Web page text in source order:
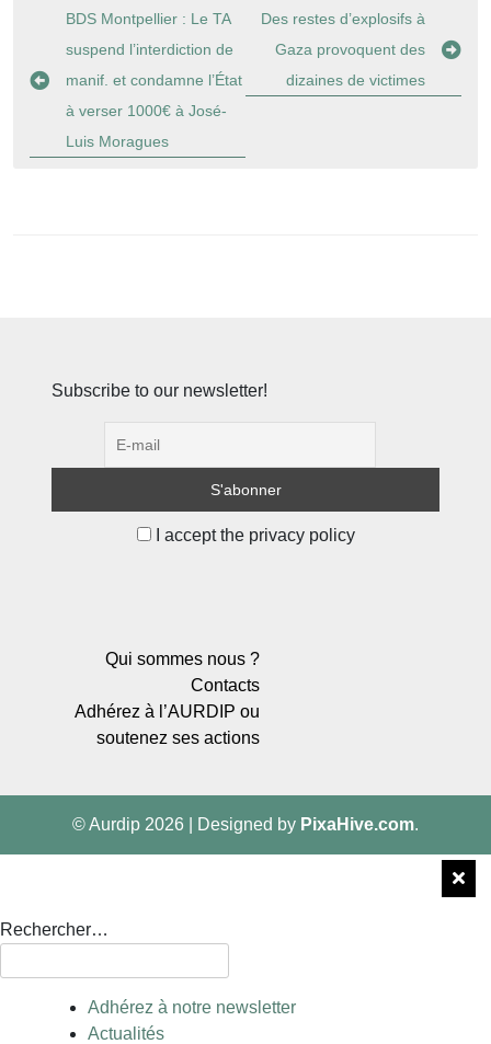
Navigation
l’article
BDS Montpellier : Le TA
suspend l’interdiction de
manif. et condamne l’État
à verser 1000€ à José-
Luis Moragues
Des restes d’explosifs à
Gaza provoquent des
dizaines de victimes
Subscribe to our newsletter!
I accept the privacy policy
Qui sommes nous ?
Contacts
Adhérez à l’AURDIP ou
soutenez ses actions
© Aurdip 2026 Designed by PixaHive.com.
Rechercher…
Adhérez à notre newsletter
Actualités